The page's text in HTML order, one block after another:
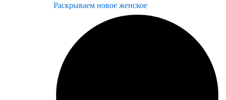
Раскрываем новое женское